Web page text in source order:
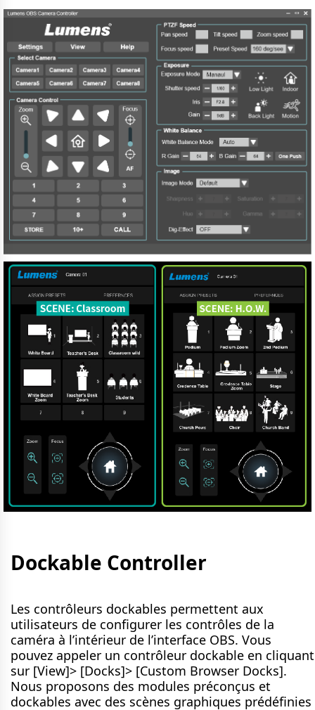
Dockable Controller
Les contrôleurs dockables permettent aux
utilisateurs de configurer les contrôles de la
caméra à l’intérieur de l’interface OBS. Vous
pouvez appeler un contrôleur dockable en cliquant
sur [View]> [Docks]> [Custom Browser Docks].
Nous proposons des modules préconçus et
dockables avec des scènes graphiques prédéfinies